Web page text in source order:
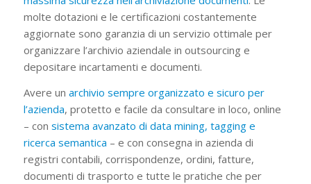
molte dotazioni e le certificazioni costantemente
aggiornate sono garanzia di un servizio ottimale per
organizzare l’archivio aziendale in outsourcing e
depositare incartamenti e documenti.
Avere un archivio sempre organizzato e sicuro per
l’azienda, protetto e facile da consultare in loco, online
– con sistema avanzato di data mining, tagging e
ricerca semantica – e con consegna in azienda di
registri contabili, corrispondenze, ordini, fatture,
documenti di trasporto e tutte le pratiche che per